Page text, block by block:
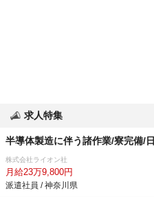
求人特集
半導体製造に伴う諸作業/寮完備/
株式会社ライオン社
月給23万9,800円
派遣社員 / 神奈川県